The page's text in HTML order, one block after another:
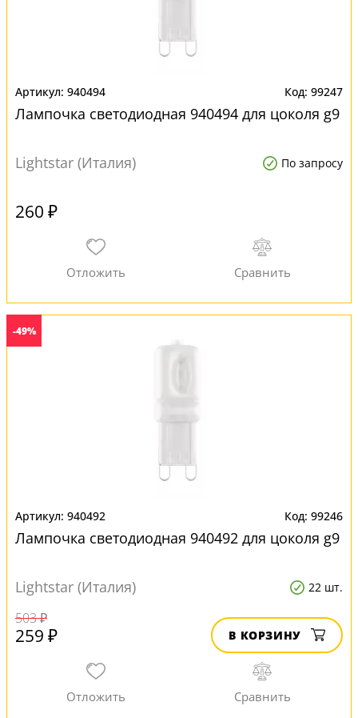
940494 99247
Лампочка светодиодная 940494 для цоколя g9
Lightstar (Италия) По запросу
260 ₽
-49%
940492 99246
Лампочка светодиодная 940492 для цоколя g9
Lightstar (Италия) 22 шт.
503 ₽
259 ₽ В КОРЗИНУ